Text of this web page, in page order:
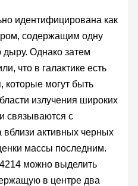
идентифицирована как
содержащим одну
Однако затем
что в галактике есть
которые могут быть
излучения широких
связываются с
активных черных
массы последним.
можно выделить
в центре два